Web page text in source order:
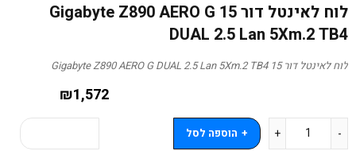
לוח לאינטל דור 15 Gigabyte Z890 AERO G
DUAL 2.5 Lan 5Xm.2 TB4
לוח לאינטל דור 15 Gigabyte Z890 AERO G DUAL 2.5 Lan 5Xm.2 TB4
₪1,572
הוספה לסל